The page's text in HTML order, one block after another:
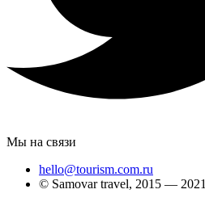
Мы на связи
hello@tourism.com.ru
© Samovar travel, 2015 — 2021